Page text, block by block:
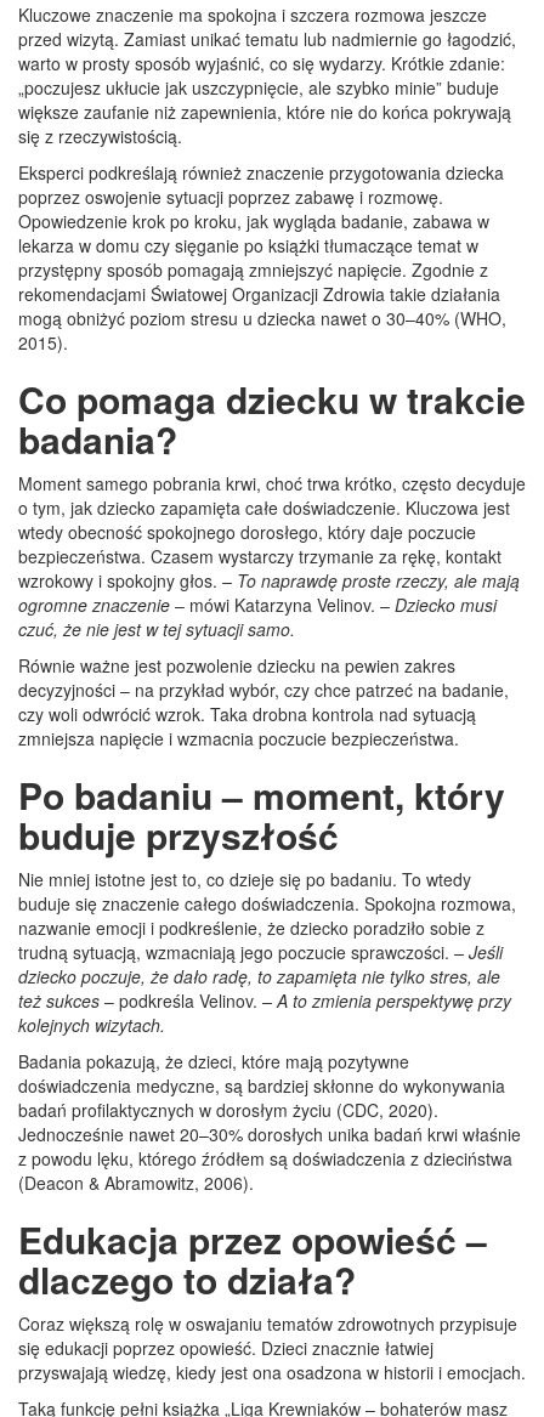
Kluczowe znaczenie ma spokojna i szczera rozmowa jeszcze
przed wizytą. Zamiast unikać tematu lub nadmiernie go łagodzić,
warto w prosty sposób wyjaśnić, co się wydarzy. Krótkie zdanie:
„poczujesz ukłucie jak uszczypnięcie, ale szybko minie” buduje
większe zaufanie niż zapewnienia, które nie do końca pokrywają
się z rzeczywistością.
Eksperci podkreślają również znaczenie przygotowania dziecka
poprzez oswojenie sytuacji poprzez zabawę i rozmowę.
Opowiedzenie krok po kroku, jak wygląda badanie, zabawa w
lekarza w domu czy sięganie po książki tłumaczące temat w
przystępny sposób pomagają zmniejszyć napięcie. Zgodnie z
rekomendacjami Światowej Organizacji Zdrowia takie działania
mogą obniżyć poziom stresu u dziecka nawet o 30–40% (WHO,
2015).
Co pomaga dziecku w trakcie
badania?
Moment samego pobrania krwi, choć trwa krótko, często decyduje
o tym, jak dziecko zapamięta całe doświadczenie. Kluczowa jest
wtedy obecność spokojnego dorosłego, który daje poczucie
bezpieczeństwa. Czasem wystarczy trzymanie za rękę, kontakt
wzrokowy i spokojny głos. – To naprawdę proste rzeczy, ale mają
ogromne znaczenie – mówi Katarzyna Velinov. – Dziecko musi
czuć, że nie jest w tej sytuacji samo.
Równie ważne jest pozwolenie dziecku na pewien zakres
decyzyjności – na przykład wybór, czy chce patrzeć na badanie,
czy woli odwrócić wzrok. Taka drobna kontrola nad sytuacją
zmniejsza napięcie i wzmacnia poczucie bezpieczeństwa.
Po badaniu – moment, który
buduje przyszłość
Nie mniej istotne jest to, co dzieje się po badaniu. To wtedy
buduje się znaczenie całego doświadczenia. Spokojna rozmowa,
nazwanie emocji i podkreślenie, że dziecko poradziło sobie z
trudną sytuacją, wzmacniają jego poczucie sprawczości. – Jeśli
dziecko poczuje, że dało radę, to zapamięta nie tylko stres, ale
też sukces – podkreśla Velinov. – A to zmienia perspektywę przy
kolejnych wizytach.
Badania pokazują, że dzieci, które mają pozytywne
doświadczenia medyczne, są bardziej skłonne do wykonywania
badań profilaktycznych w dorosłym życiu (CDC, 2020).
Jednocześnie nawet 20–30% dorosłych unika badań krwi właśnie
z powodu lęku, którego źródłem są doświadczenia z dzieciństwa
(Deacon & Abramowitz, 2006).
Edukacja przez opowieść –
dlaczego to działa?
Coraz większą rolę w oswajaniu tematów zdrowotnych przypisuje
się edukacji poprzez opowieść. Dzieci znacznie łatwiej
przyswajają wiedzę, kiedy jest ona osadzona w historii i emocjach.
Taką funkcję pełni książka „Liga Krewniaków – bohaterów masz